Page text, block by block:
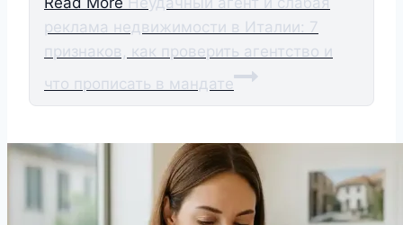
реклама недвижимости в Италии: 7
признаков, как проверить агентство и
что прописать в мандате